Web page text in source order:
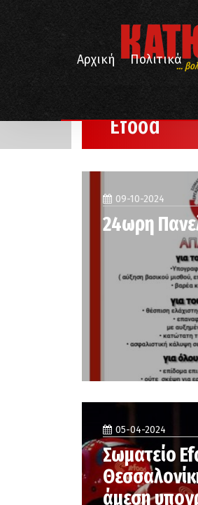
...
Αρχική
Πολιτικά
Efood
Efood
09-10-2024
24ωρη
05-04-2024
Σωματείο
άμεση